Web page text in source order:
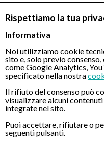
Rispettiamo la tua
Informativa
Noi utilizziamo cookie
sito e, solo previo
come Google Analytics,
specificato nella nostra
Il rifiuto del consenso può
visualizzare alcuni
integrate nel sito.
Puoi accettare, rifiutare o
seguenti pulsanti.
Chiamaci
Servizio disponibile dal Lunedì